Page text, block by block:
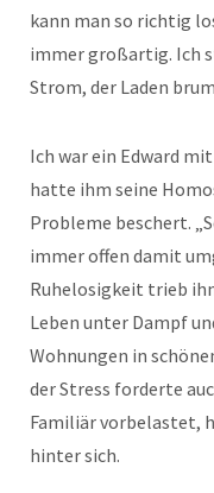
kann man so richtig
immer großartig. Ich
Strom, der Laden
Ich war ein Edward
hatte ihm seine
Probleme beschert.
immer offen damit
Ruhelosigkeit trieb
Leben unter Dampf
Wohnungen in
der Stress forderte
Familiär vorbelastet,
hinter sich.